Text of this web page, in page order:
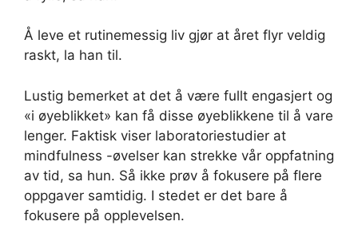
Å leve et rutinemessig liv gjør at året flyr veldig
raskt, la han til.
Lustig bemerket at det å være fullt engasjert og
«i øyeblikket» kan få disse øyeblikkene til å vare
lenger. Faktisk viser laboratoriestudier at
mindfulness -øvelser kan strekke vår oppfatning
av tid, sa hun. Så ikke prøv å fokusere på flere
oppgaver samtidig. I stedet er det bare å
fokusere på opplevelsen.